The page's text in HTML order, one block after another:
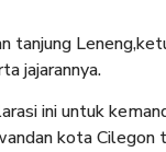
tanjung
jajarannya.
ini untuk
kota